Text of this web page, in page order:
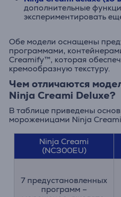
дополнительные
экспериментировать
Обе модели оснащены
программами,
Creamify™, которая
кремообразную текстуру.
Чем отличаются
Ninja Creami Deluxe?
В таблице приведены
мороженицами Ninja
Ninja Creami
(NC300EU)
7 предустановленных
программ –